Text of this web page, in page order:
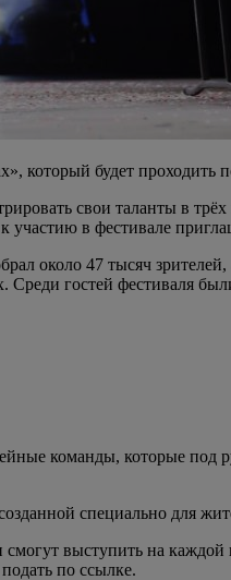
который будет
свои таланты в трёх
в фестивале
около 47 тысяч
Среди гостей фестиваля
команды, которые под
специально для
выступить на
по ссылке.